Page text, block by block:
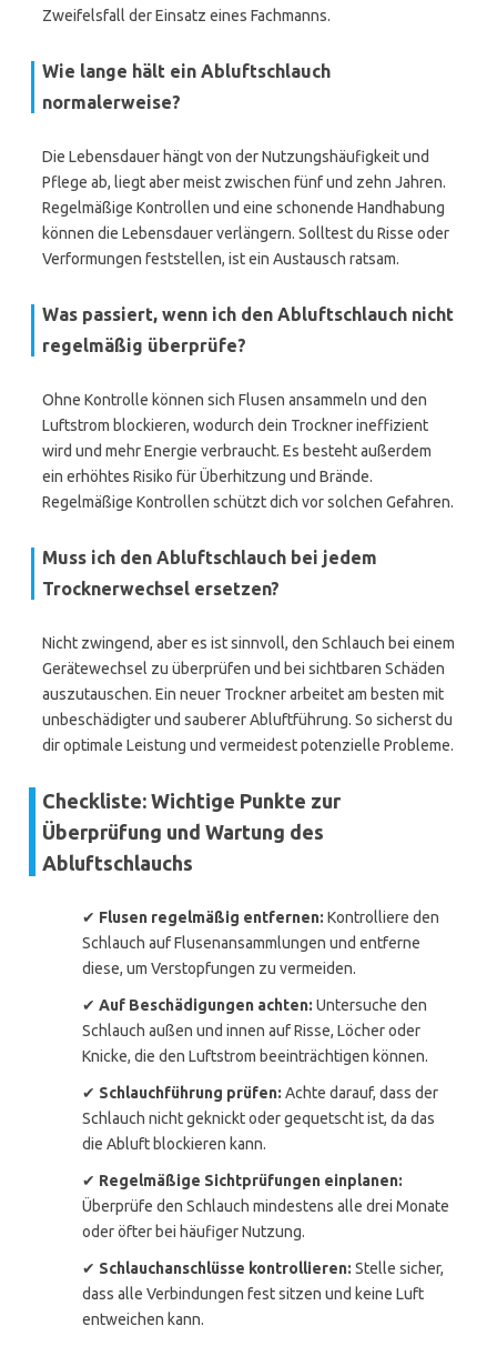
Zweifelsfall der Einsatz eines Fachmanns.
Wie lange hält ein Abluftschlauch
normalerweise?
Die Lebensdauer hängt von der Nutzungshäufigkeit und
Pflege ab, liegt aber meist zwischen fünf und zehn Jahren.
Regelmäßige Kontrollen und eine schonende Handhabung
können die Lebensdauer verlängern. Solltest du Risse oder
Verformungen feststellen, ist ein Austausch ratsam.
Was passiert, wenn ich den Abluftschlauch nicht
regelmäßig überprüfe?
Ohne Kontrolle können sich Flusen ansammeln und den
Luftstrom blockieren, wodurch dein Trockner ineffizient
wird und mehr Energie verbraucht. Es besteht außerdem
ein erhöhtes Risiko für Überhitzung und Brände.
Regelmäßige Kontrollen schützt dich vor solchen Gefahren.
Muss ich den Abluftschlauch bei jedem
Trocknerwechsel ersetzen?
Nicht zwingend, aber es ist sinnvoll, den Schlauch bei einem
Gerätewechsel zu überprüfen und bei sichtbaren Schäden
auszutauschen. Ein neuer Trockner arbeitet am besten mit
unbeschädigter und sauberer Abluftführung. So sicherst du
dir optimale Leistung und vermeidest potenzielle Probleme.
Checkliste: Wichtige Punkte zur
Überprüfung und Wartung des
Abluftschlauchs
✔ Flusen regelmäßig entfernen: Kontrolliere den
Schlauch auf Flusenansammlungen und entferne
diese, um Verstopfungen zu vermeiden.
✔ Auf Beschädigungen achten: Untersuche den
Schlauch außen und innen auf Risse, Löcher oder
Knicke, die den Luftstrom beeinträchtigen können.
✔ Schlauchführung prüfen: Achte darauf, dass der
Schlauch nicht geknickt oder gequetscht ist, da das
die Abluft blockieren kann.
✔ Regelmäßige Sichtprüfungen einplanen:
Überprüfe den Schlauch mindestens alle drei Monate
oder öfter bei häufiger Nutzung.
✔ Schlauchanschlüsse kontrollieren: Stelle sicher,
dass alle Verbindungen fest sitzen und keine Luft
entweichen kann.